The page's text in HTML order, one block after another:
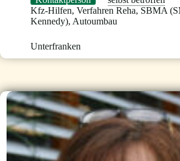
Kfz-Hilfen, Verfahren Reha, SBMA
Kennedy), Autoumbau
Unterfranken